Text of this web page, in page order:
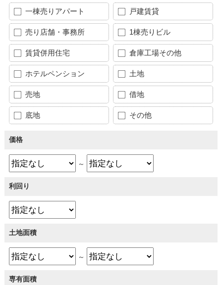
一棟売りアパート 戸建賃貸
売り店舗・事務所 1棟売りビル
賃貸併用住宅 倉庫工場その他
ホテルペンション 土地
売地 借地
底地 その他
価格
～
利回り
土地面積
～
専有面積